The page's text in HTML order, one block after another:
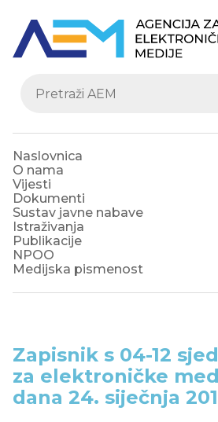
Naslovnica
O nama
Vijesti
Dokumenti
Sustav javne nabave
Istraživanja
Publikacije
NPOO
Medijska pismenost
Zapisnik s 04-12
za elektroničke
dana 24. siječnja